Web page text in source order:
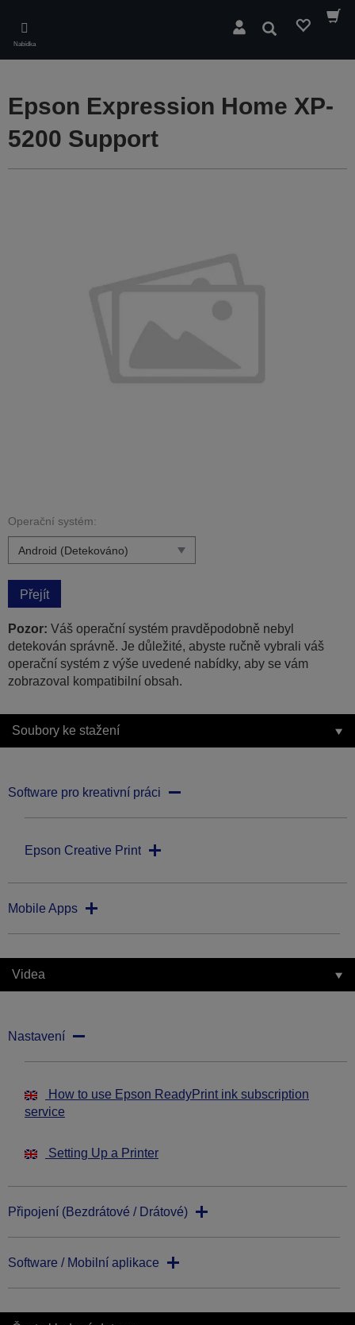
main
content
Nabídka
Hledat
Epson Expression Home XP-
5200 Support
Operační systém:
Přejít
Pozor: Váš operační systém pravděpodobně nebyl
detekován správně. Je důležité, abyste ručně vybrali váš
operační systém z výše uvedené nabídky, aby se vám
zobrazoval kompatibilní obsah.
Soubory ke stažení
Software pro kreativní práci
Epson Creative Print
Mobile Apps
Videa
Nastavení
How to use Epson ReadyPrint ink subscription
service
Setting Up a Printer
Připojení (Bezdrátové / Drátové)
Software / Mobilní aplikace